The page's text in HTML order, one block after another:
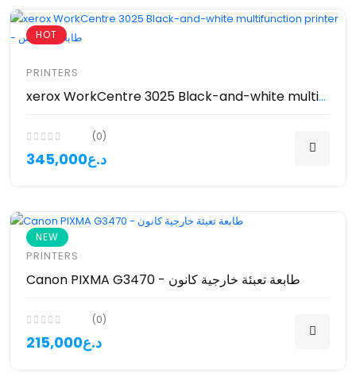
HOT
PRINTERS
xerox WorkCentre 3025 Black-and-white multifunction printer - طابعة زيروكس
(0)
345,000د.ع
NEW
PRINTERS
Canon PIXMA G3470 - طابعة تعبئة خارجية كانون
(0)
215,000د.ع